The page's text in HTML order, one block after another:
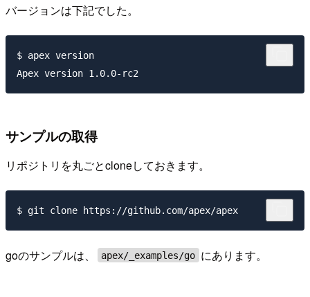
バージョンは下記でした。
$ apex version
サンプルの取得
リポジトリを丸ごとcloneしておきます。
goのサンプルは、 apex/_examples/go にあります。